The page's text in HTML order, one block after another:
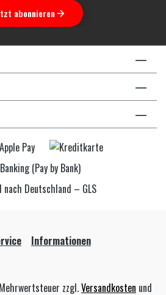
abonnieren
Informationen
zzgl.Versandkosten und